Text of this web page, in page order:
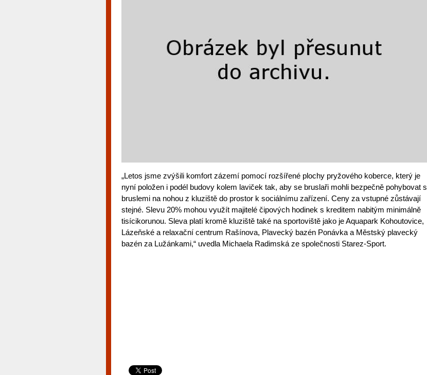
„Letos jsme zvýšili komfort zázemí pomocí rozšířené plochy pryžového koberce, který je
nyní položen i podél budovy kolem laviček tak, aby se bruslaři mohli bezpečně pohybovat s
bruslemi na nohou z kluziště do prostor k sociálnímu zařízení. Ceny za vstupné zůstávají
stejné. Slevu 20% mohou využít majitelé čipových hodinek s kreditem nabitým minimálně
tisícikorunou. Sleva platí kromě kluziště také na sportoviště jako je Aquapark Kohoutovice,
Lázeňské a relaxační centrum Rašínova, Plavecký bazén Ponávka a Městský plavecký
bazén za Lužánkami,“ uvedla Michaela Radimská ze společnosti Starez-Sport.